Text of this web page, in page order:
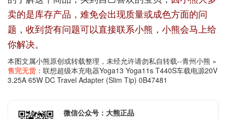
卖的是库存产品，难免会出现质量或成色方面的问
题，收到货有问题可以直接联系小熊，小熊会马上给
你解决。
本图文属小熊原创或转载整理，未经允许请勿私自转载--青州小熊 »
售完无货： 联想超级本充电器Yoga13 Yoga11s T440S车载电源20V
3.25A 65W DC Travel Adapter (Slim Tip) 0B47481
微信公众号：大熊正品